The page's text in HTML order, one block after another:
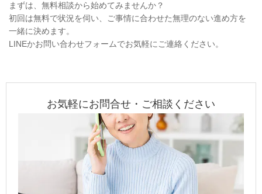
まずは、無料相談から始めてみませんか？
初回は無料で状況を伺い、ご事情に合わせた無理のない進め方を
一緒に決めます。
LINEかお問い合わせフォームでお気軽にご連絡ください。
お気軽にお問合せ・ご相談ください